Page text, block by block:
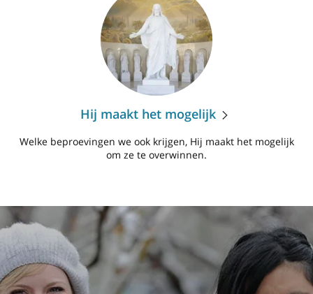
Hij maakt het mogelijk
Welke beproevingen we ook krijgen, Hij maakt het mogelijk
om ze te overwinnen.